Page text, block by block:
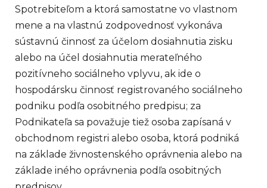
Spotrebiteľom a ktorá samostatne vo vlastnom
mene a na vlastnú zodpovednosť vykonáva
sústavnú činnosť za účelom dosiahnutia zisku
alebo na účel dosiahnutia merateľného
pozitívneho sociálneho vplyvu, ak ide o
hospodársku činnosť registrovaného sociálneho
podniku podľa osobitného predpisu; za
Podnikateľa sa považuje tiež osoba zapísaná v
obchodnom registri alebo osoba, ktorá podniká
na základe živnostenského oprávnenia alebo na
základe iného oprávnenia podľa osobitných